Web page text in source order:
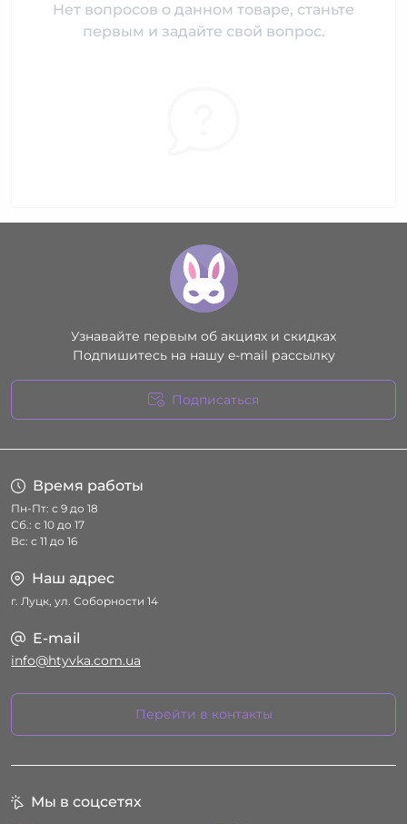
Нет вопросов о данном товаре, станьте
первым и задайте свой вопрос.
Узнавайте первым об акциях и скидках
Подпишитесь на нашу e-mail рассылку
Подписаться
Время работы
Пн-Пт: с 9 до 18
Сб.: с 10 до 17
Вс: с 11 до 16
Наш адрес
г. Луцк, ул. Соборности 14
E-mail
info@htyvka.com.ua
Перейти в контакты
Мы в соцсетях